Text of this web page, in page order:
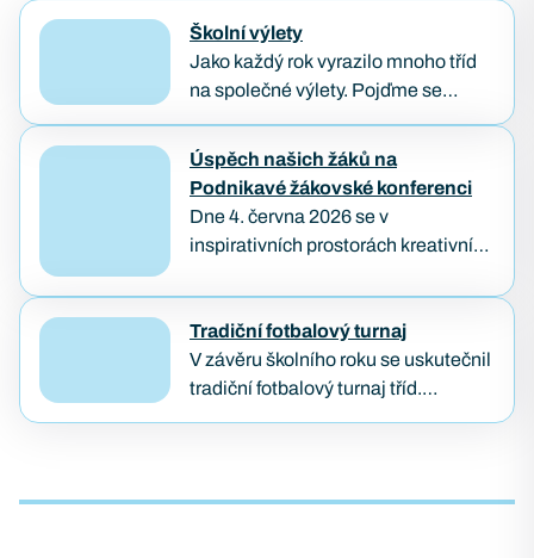
Školní výlety
Jako každý rok vyrazilo mnoho tříd
na společné výlety. Pojďme se
roku naši studenti prožívali. Třídenní
výlet IT3A a BP1B…
Úspěch našich žáků na
Podnikavé žákovské konferenci
Dne 4. června 2026 se v
inspirativních prostorách kreativního
Podnikavá žákovská konference,
kterou každoročně pořádá
organizace Lipka. Tato konference
je zaměřena na podporu
Tradiční fotbalový turnaj
V závěru školního roku se uskutečnil
tradiční fotbalový turnaj tříd.